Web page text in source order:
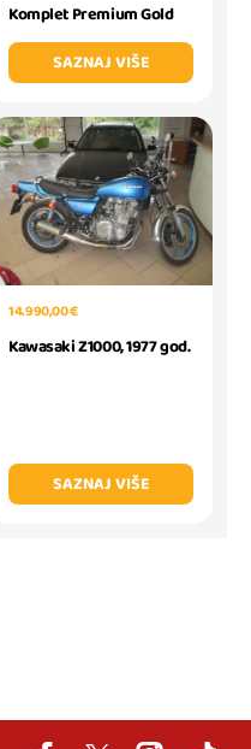
Komplet Premium Gold
SAZNAJ VIŠE
14.990,00 €
Kawasaki Z1000, 1977 god.
SAZNAJ VIŠE